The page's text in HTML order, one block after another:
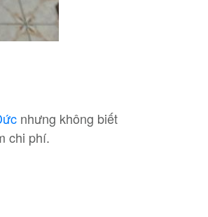
nhưng không biết
chi phí.